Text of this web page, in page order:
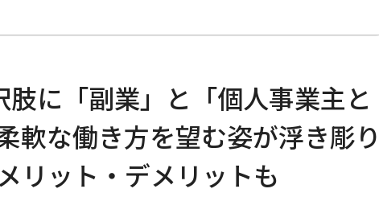
に「副業」と「個人事業主と
軟な働き方を望む姿が浮き彫り
リット・デメリットも